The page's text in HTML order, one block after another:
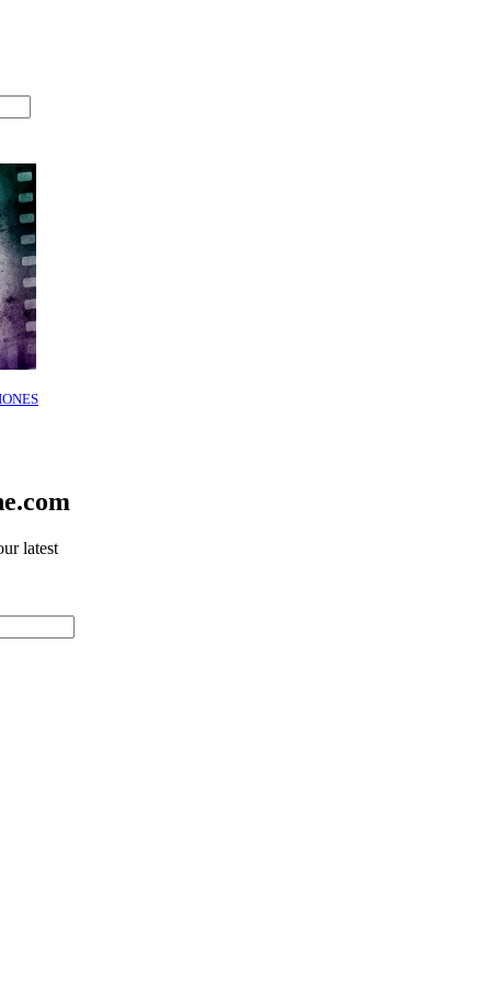
latest